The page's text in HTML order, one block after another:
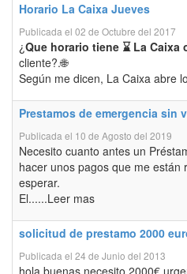
Horario La Caixa Jueves
Publicada el 02 de Octubre del 2017
¿Que horario tiene ⌛ La Caixa
cliente?.🌐
Según me dicen, La Caixa abre
Prestamos de emergencia sin
Publicada el 10 de Agosto del 2019
Necesito cuanto antes un
hacer unos pagos que me están
esperar.
El......Leer mas
solicitud de prestamo 2000
Publicada el 24 de Junio del 2013
hola buenas necesito 2000€